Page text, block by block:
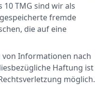
10 TMG sind wir als
fremde
die auf eine
Informationen nach
Haftung ist
möglich.